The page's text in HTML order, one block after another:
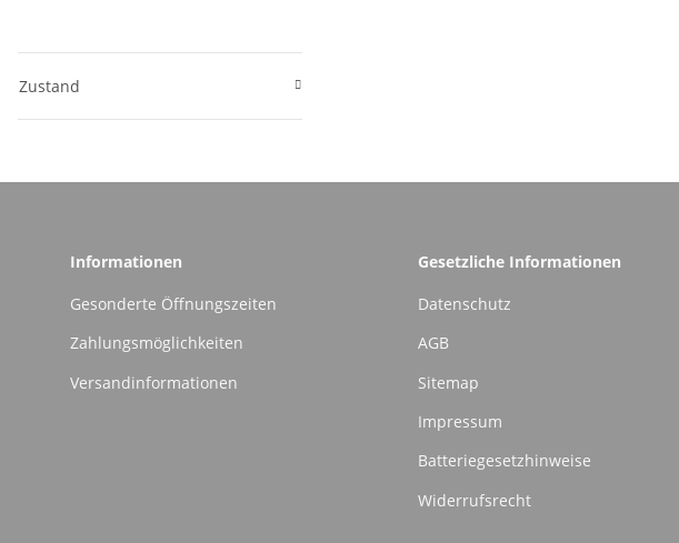
Zustand
Informationen
Gesonderte Öffnungszeiten
Zahlungsmöglichkeiten
Versandinformationen
Gesetzliche Informationen
Datenschutz
AGB
Sitemap
Impressum
Batteriegesetzhinweise
Widerrufsrecht